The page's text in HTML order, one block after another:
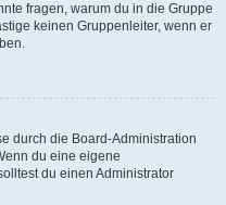
fragen, warum du in die Gruppe
keinen Gruppenleiter, wenn er
durch die Board-Administration
du eine eigene
du einen Administrator